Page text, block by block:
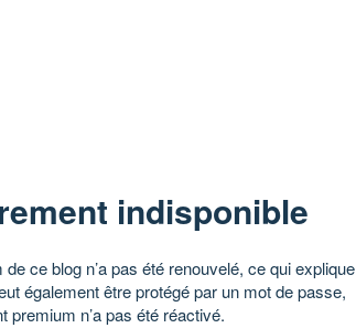
indisponible
ce blog n’a pas été renouvelé, ce qui explique
également être protégé par un mot de passe,
premium n’a pas été réactivé.